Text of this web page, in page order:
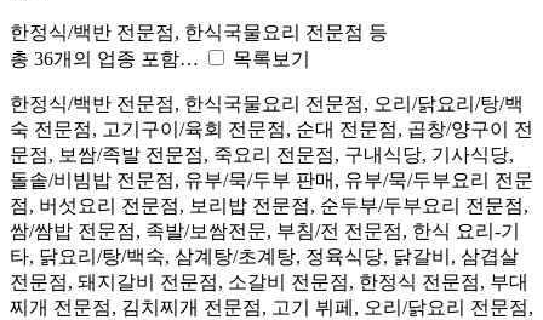
한정식/백반 전문점, 한식국물요리 전문점 등
총 36개의 업종 포함…
목록보기
한정식/백반 전문점, 한식국물요리 전문점, 오리/닭요리/탕/백
숙 전문점, 고기구이/육회 전문점, 순대 전문점, 곱창/양구이 전
문점, 보쌈/족발 전문점, 죽요리 전문점, 구내식당, 기사식당,
돌솥/비빔밥 전문점, 유부/묵/두부 판매, 유부/묵/두부요리 전문
점, 버섯요리 전문점, 보리밥 전문점, 순두부/두부요리 전문점,
쌈/쌈밥 전문점, 족발/보쌈전문, 부침/전 전문점, 한식 요리-기
타, 닭요리/탕/백숙, 삼계탕/초계탕, 정육식당, 닭갈비, 삼겹살
전문점, 돼지갈비 전문점, 소갈비 전문점, 한정식 전문점, 부대
찌개 전문점, 김치찌개 전문점, 고기 뷔페, 오리/닭요리 전문점,